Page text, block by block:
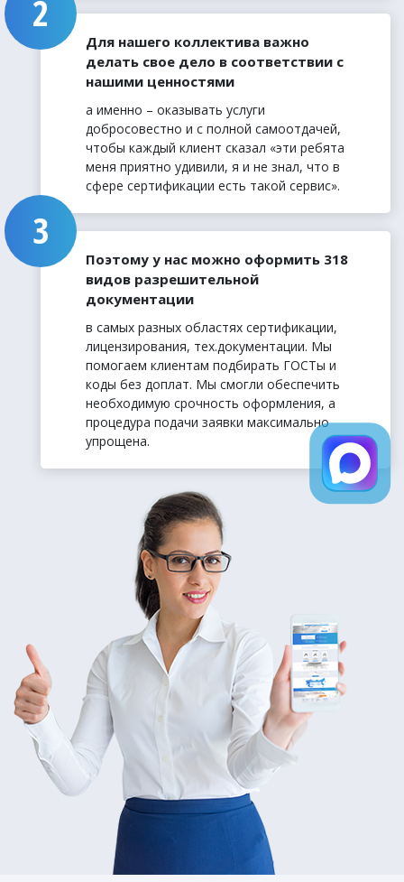
Для нашего коллектива важно
делать свое дело в соответствии с
нашими ценностями
а именно – оказывать услуги
добросовестно и с полной самоотдачей,
чтобы каждый клиент сказал «эти ребята
меня приятно удивили, я и не знал, что в
сфере сертификации есть такой сервис».
Поэтому у нас можно оформить 318
видов разрешительной
документации
в самых разных областях сертификации,
лицензирования, тех.документации. Мы
помогаем клиентам подбирать ГОСТы и
коды без доплат. Мы смогли обеспечить
необходимую срочность оформления, а
процедура подачи заявки максимально
упрощена.